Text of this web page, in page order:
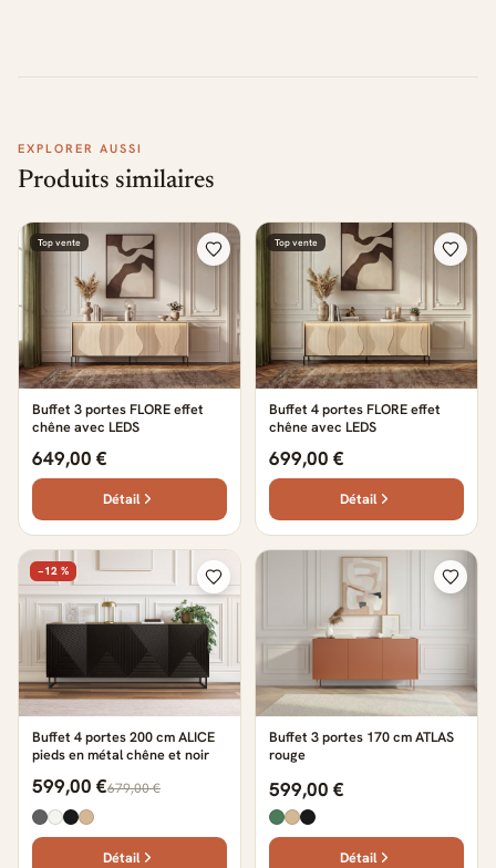
EXPLORER AUSSI
Produits similaires
Top vente
Buffet 3 portes FLORE effet
chêne avec LEDS
649,00 €
Détail
Top vente
Buffet 4 portes FLORE effet
chêne avec LEDS
699,00 €
Détail
−12 %
Buffet 4 portes 200 cm ALICE
pieds en métal chêne et noir
599,00 €679,00 €
Détail
Buffet 3 portes 170 cm ATLAS
rouge
599,00 €
Détail